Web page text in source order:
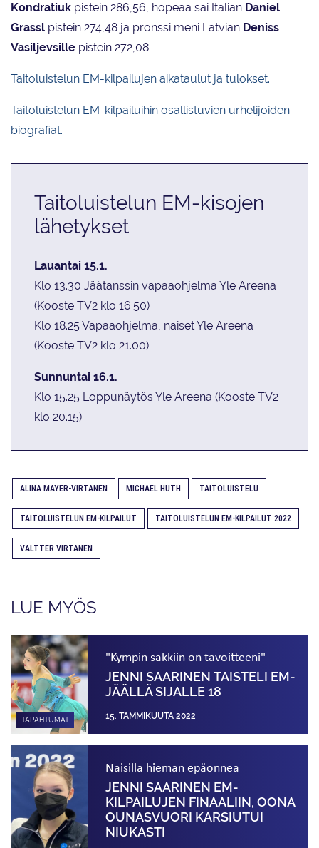
Kondratiuk pistein 286,56, hopeaa sai Italian Daniel
Grassl pistein 274,48 ja pronssi meni Latvian Deniss
Vasiljevsille pistein 272,08.
Taitoluistelun EM-kilpailujen aikataulut ja tulokset.
Taitoluistelun EM-kilpailuihin osallistuvien urhelijoiden
biografiat.
Taitoluistelun EM-kisojen
lähetykset
Lauantai 15.1.
Klo 13.30 Jäätanssin vapaaohjelma Yle Areena
(Kooste TV2 klo 16.50)
Klo 18.25 Vapaaohjelma, naiset Yle Areena
(Kooste TV2 klo 21.00)
Sunnuntai 16.1.
Klo 15.25 Loppunäytös Yle Areena (Kooste TV2
klo 20.15)
ALINA MAYER-VIRTANEN MICHAEL HUTH TAITOLUISTELU
TAITOLUISTELUN EM-KILPAILUT TAITOLUISTELUN EM-KILPAILUT 2022
VALTTER VIRTANEN
LUE MYÖS
TAPAHTUMAT
"Kympin sakkiin on tavoitteeni"
JENNI SAARINEN TAISTELI EM-
JÄÄLLÄ SIJALLE 18
15. TAMMIKUUTA 2022
Naisilla hieman epäonnea
JENNI SAARINEN EM-
KILPAILUJEN FINAALIIN, OONA
OUNASVUORI KARSIUTUI
NIUKASTI